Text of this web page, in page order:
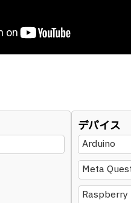
デバイス
Arduino
Meta
Raspberry